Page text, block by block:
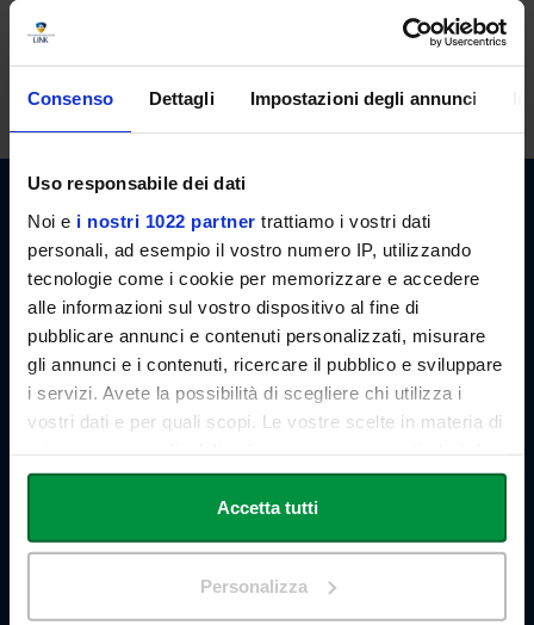
Consenso Dettagli Impostazioni degli annunci
Uso responsabile dei dati
Noi e i nostri 1022 partner trattiamo i vostri dati
personali, ad esempio il vostro numero IP, utilizzando
tecnologie come i cookie per memorizzare e accedere
alle informazioni sul vostro dispositivo al fine di
pubblicare annunci e contenuti personalizzati, misurare
gli annunci e i contenuti, ricercare il pubblico e sviluppare
i servizi. Avete la possibilità di scegliere chi utilizza i
vostri dati e per quali scopi. Le vostre scelte in materia di
in cui avete effettuato le vostre scelte. È possibile
modificare o revocare il proprio consenso in qualsiasi
momento dalla Dichiarazione sui cookie o facendo clic
Accetta tutti
Personalizza
La docente è disponibile per il ricevimento studenti al termine delle
Link Campus University
Via del Casale di San Pio V, 44
00165 Roma - Italia
P. IVA: 11933781004
Email: info@unilink.it
Le Sedi
Docenti